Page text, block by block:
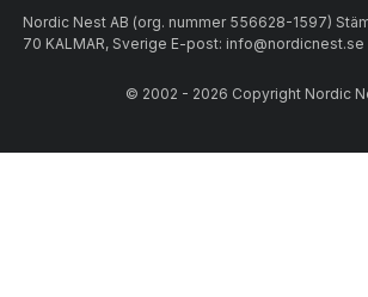
Nordic Nest AB (org. nummer 556628-1597)
70 KALMAR, Sverige E-post:
© 2002 - 2026 Copyright Nordic